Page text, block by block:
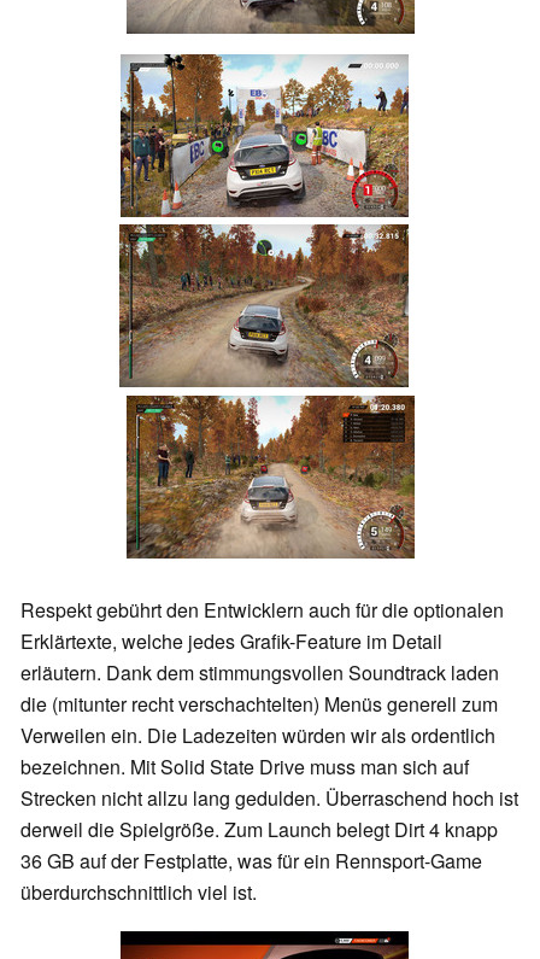
Respekt gebührt den Entwicklern auch für die optionalen
Erklärtexte, welche jedes Grafik-Feature im Detail
erläutern. Dank dem stimmungsvollen Soundtrack laden
die (mitunter recht verschachtelten) Menüs generell zum
Verweilen ein. Die Ladezeiten würden wir als ordentlich
bezeichnen. Mit Solid State Drive muss man sich auf
Strecken nicht allzu lang gedulden. Überraschend hoch ist
derweil die Spielgröße. Zum Launch belegt Dirt 4 knapp
36 GB auf der Festplatte, was für ein Rennsport-Game
überdurchschnittlich viel ist.